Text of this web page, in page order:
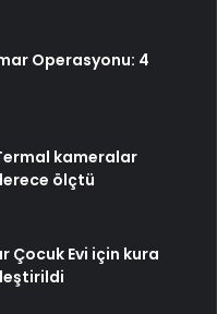
Operasyonu: 4
kameralar
ölçtü
Çocuk Evi için kura